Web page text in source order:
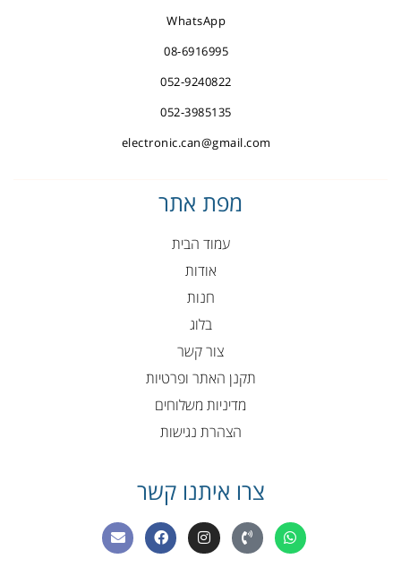
WhatsApp
08-6916995
052-9240822
052-3985135
electronic.can@gmail.com
מפת אתר
עמוד הבית
אודות
חנות
בלוג
צור קשר
תקנן האתר ופרטיות
מדיניות משלוחים
הצהרת נגישות
צרו איתנו קשר
W
h
a
P
h
o
I
n
s
F
a
c
E
n
v